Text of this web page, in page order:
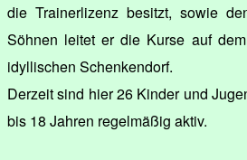
die Trainerlizenz besitzt, sowie
Söhnen leitet er die Kurse auf dem
idyllischen Schenkendorf.
Derzeit sind hier 26 Kinder und
bis 18 Jahren regelmäßig aktiv.